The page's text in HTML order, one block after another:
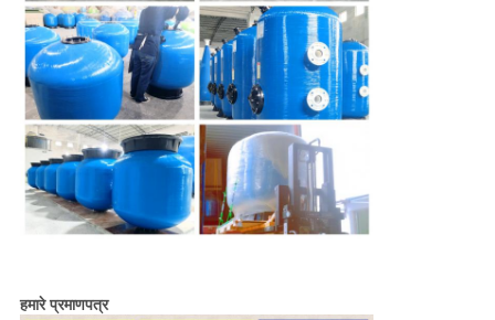
हमारे प्रमाणपत्र